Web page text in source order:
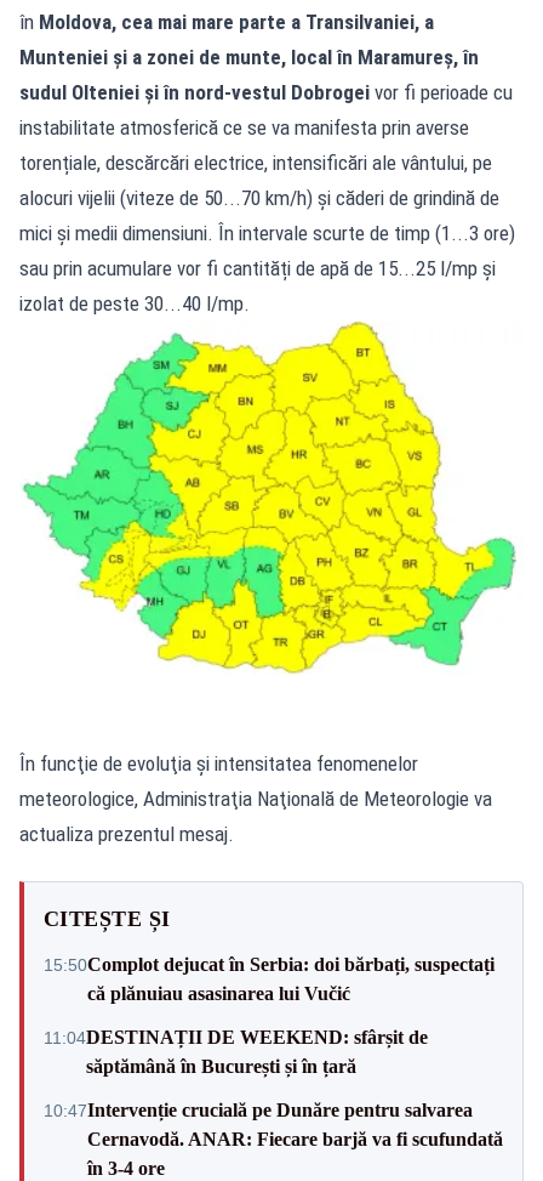
în Moldova, cea mai mare parte a Transilvaniei, a
Munteniei și a zonei de munte, local în Maramureș, în
sudul Olteniei și în nord-vestul Dobrogei vor fi perioade cu
instabilitate atmosferică ce se va manifesta prin averse
torențiale, descărcări electrice, intensificări ale vântului, pe
alocuri vijelii (viteze de 50...70 km/h) și căderi de grindină de
mici și medii dimensiuni. În intervale scurte de timp (1...3 ore)
sau prin acumulare vor fi cantități de apă de 15...25 l/mp și
izolat de peste 30...40 l/mp.
În funcţie de evoluţia şi intensitatea fenomenelor
meteorologice, Administraţia Naţională de Meteorologie va
actualiza prezentul mesaj.
CITEȘTE ȘI
15:50Complot dejucat în Serbia: doi bărbați, suspectați
că plănuiau asasinarea lui Vučić
11:04DESTINAȚII DE WEEKEND: sfârșit de
săptămână în București și în țară
10:47Intervenție crucială pe Dunăre pentru salvarea
Cernavodă. ANAR: Fiecare barjă va fi scufundată
în 3-4 ore